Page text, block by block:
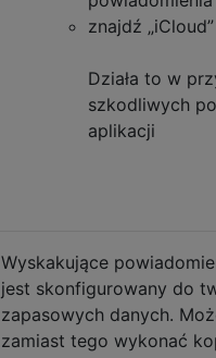
znajdź
Działa to w
szkodliwych
aplikacji
Wyskakujące
jest skonfigurowany do
zapasowych danych.
zamiast tego wykonać